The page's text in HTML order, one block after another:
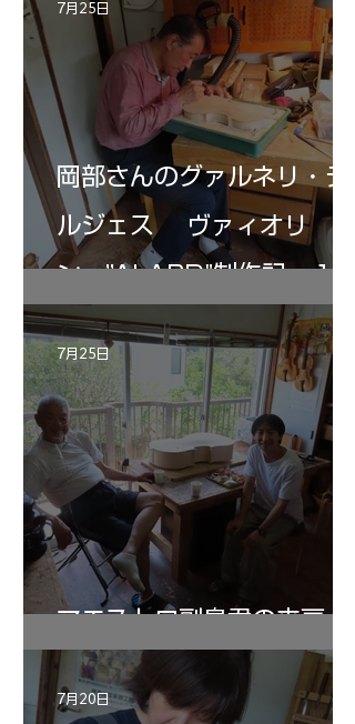
岡部さんのグァルネリ・デ
ルジェス ヴァィオリ
ン ”ALARD"制作記 １2
7月25日
マエストロ副島君の来房
7月25日
7月20日